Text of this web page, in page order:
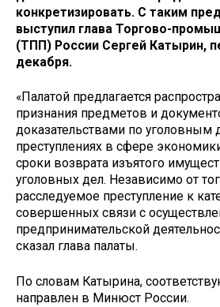
конкретизировать. С таким
выступил глава Торгово-
(ТПП) России Сергей Катырин,
декабря.
«Палатой предлагается
признания предметов и
доказательствами по уголовным
преступлениях в сфере
сроки возврата изъятого
уголовных дел. Независимо от
расследуемое преступление к
совершенных связи с
предпринимательской
сказал глава палаты.
По словам Катырина,
направлен в Минюст России.